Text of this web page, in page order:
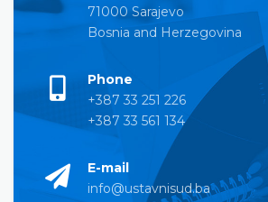
71000 Sarajevo
Bosnia and Herzegovina
Phone
+387 33 251 226
+387 33 561 134
E-mail
info@ustavnisud.ba